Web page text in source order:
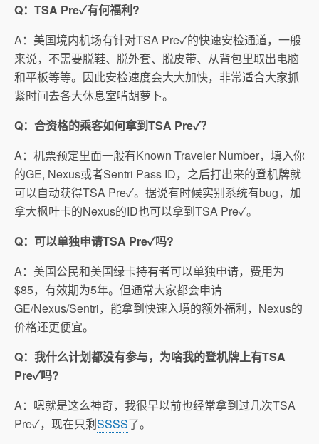
Q：TSA Pre✓有何福利?
A：美国境内机场有针对TSA Pre✓的快速安检通道，一般
来说，不需要脱鞋、脱外套、脱皮带、从背包里取出电脑
和平板等等。因此安检速度会大大加快，非常适合大家抓
紧时间去各大休息室啃胡萝卜。
Q：合资格的乘客如何拿到TSA Pre✓？
A：机票预定里面一般有Known Traveler Number，填入你
的GE, Nexus或者Sentri Pass ID，之后打出来的登机牌就
可以自动获得TSA Pre✓。据说有时候实别系统有bug，加
拿大枫叶卡的Nexus的ID也可以拿到TSA Pre✓。
Q：可以单独申请TSA Pre✓吗?
A：美国公民和美国绿卡持有者可以单独申请，费用为
$85，有效期为5年。但通常大家都会申请
GE/Nexus/Sentri，能拿到快速入境的额外福利，Nexus的
价格还更便宜。
Q：我什么计划都没有参与，为啥我的登机牌上有TSA
Pre✓吗?
A：嗯就是这么神奇，我很早以前也经常拿到过几次TSA
Pre✓，现在只剩SSSS了。